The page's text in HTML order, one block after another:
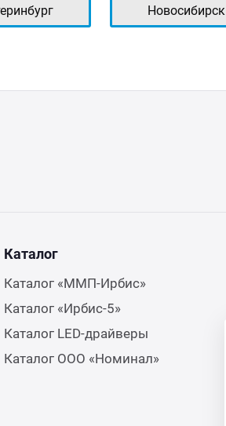
Новосибирск
Каталог
Каталог «ММП-Ирбис»
Каталог «Ирбис-5»
Каталог LED-драйверы
Каталог ООО «Номинал»